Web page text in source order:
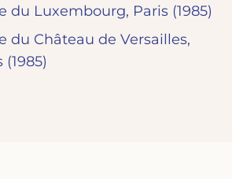
du Luxembourg, Paris (1985)
du Château de Versailles,
(1985)